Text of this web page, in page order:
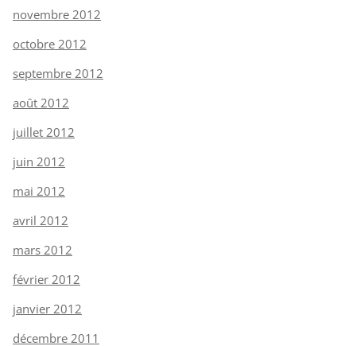
novembre 2012
octobre 2012
septembre 2012
août 2012
juillet 2012
juin 2012
mai 2012
avril 2012
mars 2012
février 2012
janvier 2012
décembre 2011